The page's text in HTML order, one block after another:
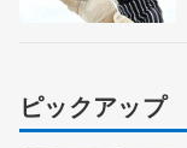
ピックアップ